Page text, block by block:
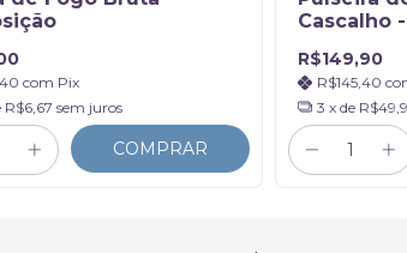
com Pix
R$6,67 sem juros
COMPRAR
Cascalho
R$149,90
R$145,40
3 x de